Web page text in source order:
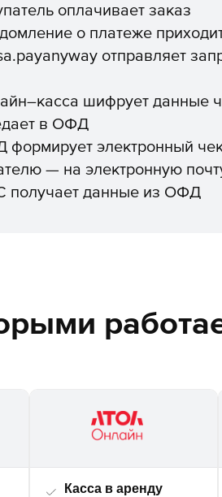
оплачивает заказ
о платеже
отправляет
шифрует данные
в ОФД
электронный
— на электронную
получает данные из ОФД
Касса в аренду